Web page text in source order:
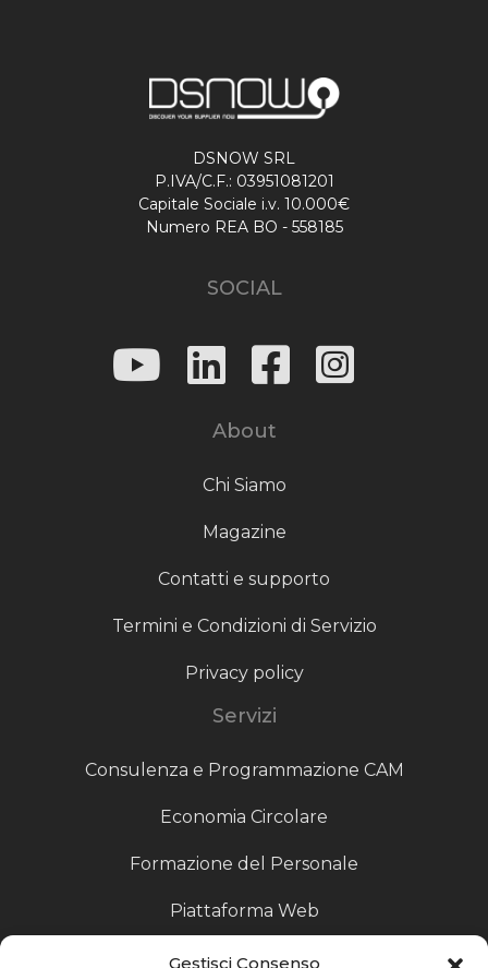
Gestisci Consenso
DSNOW SRL
P.IVA/C.F.: 03951081201
Capitale Sociale i.v. 10.000€
Numero REA BO - 558185
SOCIAL
About
Chi Siamo
Magazine
Contatti e supporto
Termini e Condizioni di Servizio
Privacy policy
Servizi
Consulenza e Programmazione CAM
Economia Circolare
Formazione del Personale
Piattaforma Web
Scouting fornitori